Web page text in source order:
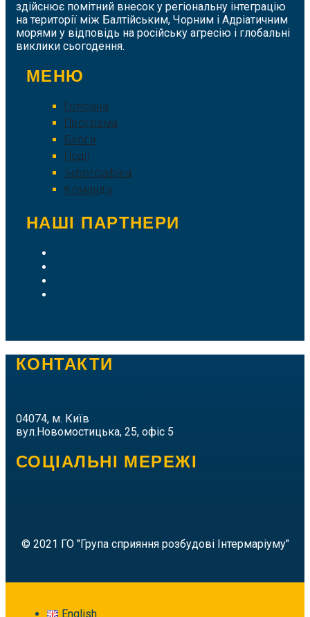
здійснює помітний внесок у регіональну інтеграцію
на території між Балтійським, Чорним і Адріатичним
морями у відповідь на російську агресію і глобальні
виклики сьогодення.
МЕНЮ
Головна
Програма
Блоги
Події
Інфографіка
Команда
НАШІ ПАРТНЕРИ
КОНТАКТИ
04074, м. Київ
вул.Новомостицька, 25, офіс 5
СОЦІАЛЬНІ МЕРЕЖІ
© 2021 ГО "Група сприяння розбудові Інтермаріуму"
English